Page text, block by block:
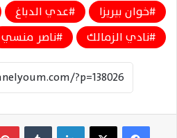
خوان بيريزا
عدي الدباغ
نادي الزمالك
ناصر منسي
فيسبوك ‫X لينكدإن